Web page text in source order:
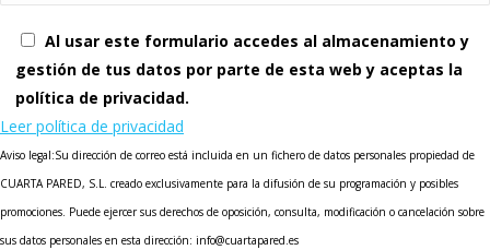
Al usar este formulario accedes al almacenamiento y
gestión de tus datos por parte de esta web y aceptas la
política de privacidad.
Leer política de privacidad
Aviso legal:Su dirección de correo está incluida en un fichero de datos personales propiedad de
CUARTA PARED, S.L. creado exclusivamente para la difusión de su programación y posibles
promociones. Puede ejercer sus derechos de oposición, consulta, modificación o cancelación sobre
sus datos personales en esta dirección: info@cuartapared.es